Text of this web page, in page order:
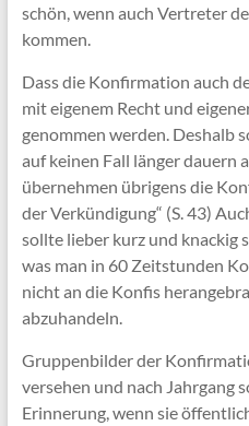
schön, wenn auch Vertreter
kommen.
Dass die Konfirmation auch
mit eigenem Recht und
genommen werden. Deshalb
auf keinen Fall länger dauern
übernehmen übrigens die
der Verkündigung“ (S. 43)
sollte lieber kurz und knackig
was man in 60 Zeitstunden
nicht an die Konfis
abzuhandeln.
Gruppenbilder der
versehen und nach Jahrgang
Erinnerung, wenn sie